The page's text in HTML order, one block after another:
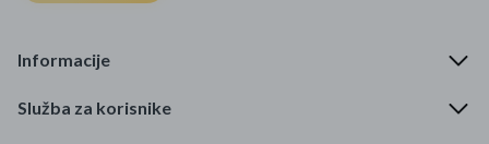
Informacije
Služba za korisnike